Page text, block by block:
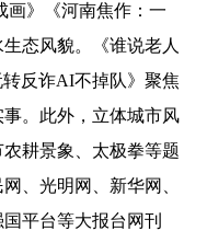
画》《河南焦作：一
态风貌。《谁说老人
反诈AI不掉队》聚焦
。此外，立体城市风
耕景象、太极拳等题
、光明网、新华网、
平台等大报台网刊